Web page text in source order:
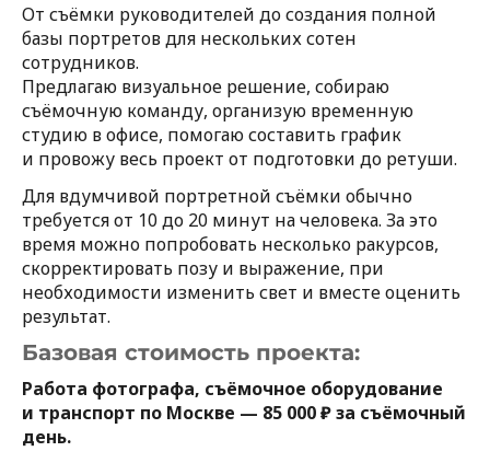
От съёмки руководителей до создания полной
базы портретов для нескольких сотен
сотрудников.
Предлагаю визуальное решение, собираю
съёмочную команду, организую временную
студию в офисе, помогаю составить график
и провожу весь проект от подготовки до ретуши.
Для вдумчивой портретной съёмки обычно
требуется от 10 до 20 минут на человека. За это
время можно попробовать несколько ракурсов,
скорректировать позу и выражение, при
необходимости изменить свет и вместе оценить
результат.
Базовая стоимость проекта:
Работа фотографа, съёмочное оборудование
и транспорт по Москве — 85 000 ₽ за съёмочный
день.